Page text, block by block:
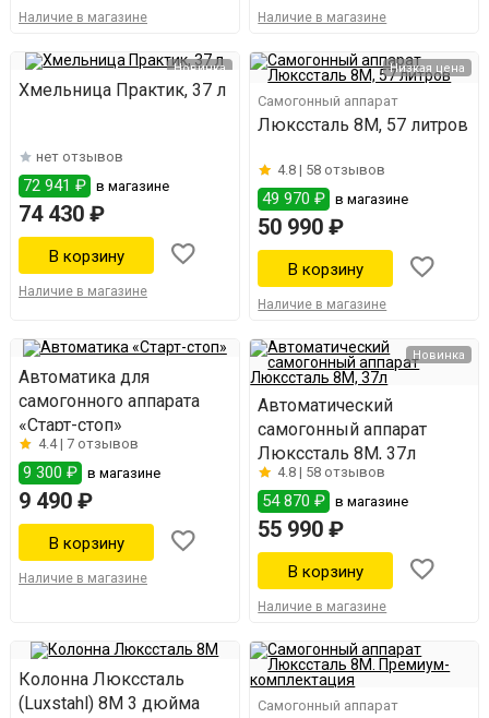
Наличие в магазине Наличие в магазине
Новинка
Хмельница Практик, 37 л
нет отзывов
72 941 ₽ в магазине
74 430 ₽
Наличие в магазине
Низкая цена
Самогонный аппарат
Люкссталь 8М, 57 литров
4.8 | 58 отзывов
49 970 ₽ в магазине
50 990 ₽
Наличие в магазине
Автоматика для
самогонного аппарата
«Старт-стоп»
4.4 | 7 отзывов
9 300 ₽ в магазине
9 490 ₽
Наличие в магазине
Новинка
Автоматический
самогонный аппарат
Люкссталь 8М, 37л
4.8 | 58 отзывов
54 870 ₽ в магазине
55 990 ₽
Наличие в магазине
Колонна Люкссталь
(Luxstahl) 8М 3 дюйма
Самогонный аппарат